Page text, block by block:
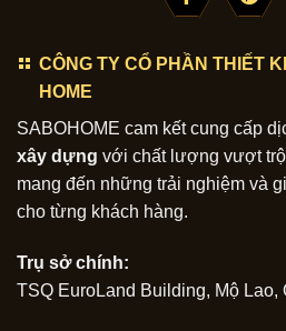
CÔNG TY CỔ PHẦN THIẾT
HOME
SABOHOME cam kết cung cấp
xây dựng với chất lượng vượt
mang đến những trải nghiệm và
cho từng khách hàng.
Trụ sở chính:
TSQ EuroLand Building, Mộ Lao,